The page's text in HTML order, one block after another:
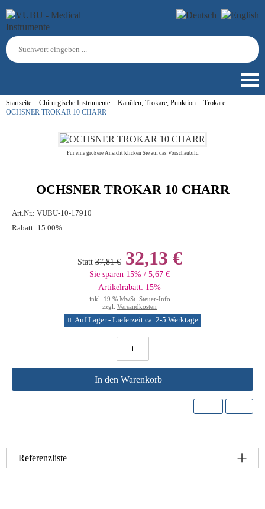
Startseite Chirurgische Instrumente Kanülen, Trokare, Punktion
Trokare
OCHSNER TROKAR 10 CHARR
Für eine größere Ansicht klicken Sie auf das Vorschaubild
OCHSNER TROKAR 10 CHARR
Art.Nr.: VUBU-10-17910
Rabatt: 15.00%
Statt 37,81 €32,13 €
Sie sparen 15% / 5,67 €
Artikelrabatt: 15%
inkl. 19 % MwSt. Steuer-Info
zzgl. Versandkosten
Auf Lager - Lieferzeit ca. 2-5 Werktage
In den Warenkorb
Referenzliste